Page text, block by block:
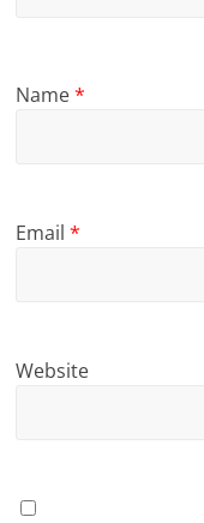
Name*
Email*
Website